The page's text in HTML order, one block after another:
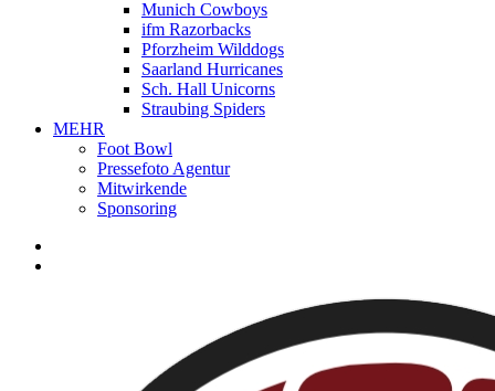
Munich Cowboys
ifm Razorbacks
Pforzheim Wilddogs
Saarland Hurricanes
Sch. Hall Unicorns
Straubing Spiders
MEHR
Foot Bowl
Pressefoto Agentur
Mitwirkende
Sponsoring